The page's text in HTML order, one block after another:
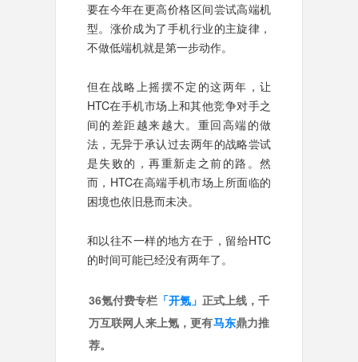
要在今年在更高价格区间尝试高端机
型。涨价成为了手机行业的主旋律，
不做低端机就是第一步动作。
但在战略上摇摆不定的这两年，让
HTC在手机市场上和其他竞争对手之
间的差距越来越大。重回高端的做
法，无异于承认过去两年的战略尝试
是失败的，再重新走之前的路。然
而，HTC在高端手机市场上所面临的
困境也依旧悬而未决。
和以往不一样的地方在于，留给HTC
的时间可能已经没有两年了。
36氪付费专栏「开氪」正式上线，千
万互联网人来上氪，更有马东鼎力推
荐。